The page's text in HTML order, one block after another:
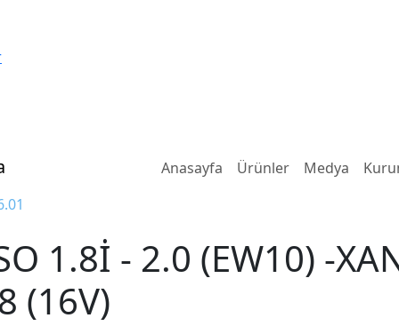
Anasayfa Ürünler Medya
1.8İ - 2.0 (EW10) -
(16V)